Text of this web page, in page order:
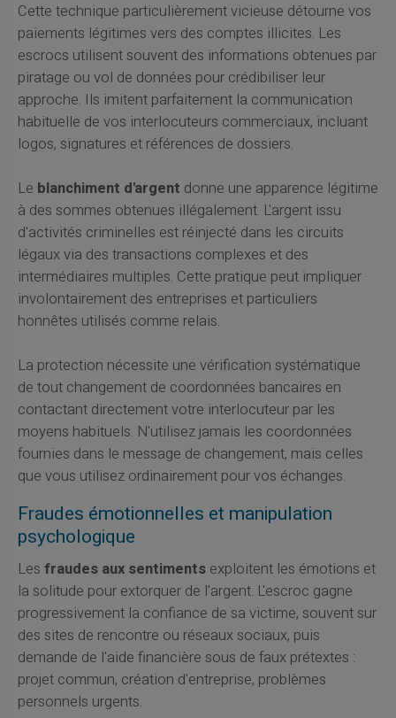
Cette technique particulièrement vicieuse détourne vos
paiements légitimes vers des comptes illicites. Les
escrocs utilisent souvent des informations obtenues par
piratage ou vol de données pour crédibiliser leur
approche. Ils imitent parfaitement la communication
habituelle de vos interlocuteurs commerciaux, incluant
logos, signatures et références de dossiers.
Le blanchiment d'argent donne une apparence légitime
à des sommes obtenues illégalement. L'argent issu
d'activités criminelles est réinjecté dans les circuits
légaux via des transactions complexes et des
intermédiaires multiples. Cette pratique peut impliquer
involontairement des entreprises et particuliers
honnêtes utilisés comme relais.
La protection nécessite une vérification systématique
de tout changement de coordonnées bancaires en
contactant directement votre interlocuteur par les
moyens habituels. N'utilisez jamais les coordonnées
fournies dans le message de changement, mais celles
que vous utilisez ordinairement pour vos échanges.
Fraudes émotionnelles et manipulation
psychologique
Les fraudes aux sentimentsexploitent les émotions et
la solitude pour extorquer de l'argent. L'escroc gagne
progressivement la confiance de sa victime, souvent sur
des sites de rencontre ou réseaux sociaux, puis
demande de l'aide financière sous de faux prétextes :
projet commun, création d'entreprise, problèmes
personnels urgents.